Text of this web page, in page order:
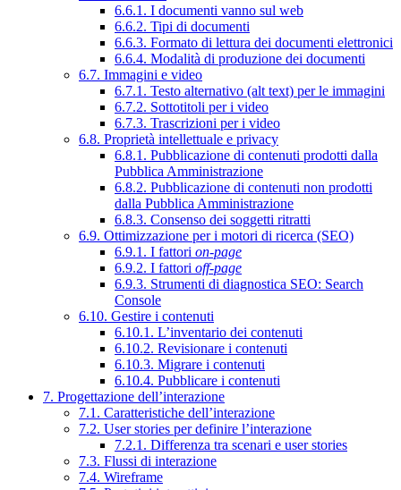
6.6.1. I documenti vanno sul web
6.6.2. Tipi di documenti
6.6.3. Formato di lettura dei documenti elettronici
6.6.4. Modalità di produzione dei documenti
6.7. Immagini e video
6.7.1. Testo alternativo (alt text) per le immagini
6.7.2. Sottotitoli per i video
6.7.3. Trascrizioni per i video
6.8. Proprietà intellettuale e privacy
6.8.1. Pubblicazione di contenuti prodotti dalla
Pubblica Amministrazione
6.8.2. Pubblicazione di contenuti non prodotti
dalla Pubblica Amministrazione
6.8.3. Consenso dei soggetti ritratti
6.9. Ottimizzazione per i motori di ricerca (SEO)
6.9.1. I fattori on-page
6.9.2. I fattori off-page
6.9.3. Strumenti di diagnostica SEO: Search
Console
6.10. Gestire i contenuti
6.10.1. L’inventario dei contenuti
6.10.2. Revisionare i contenuti
6.10.3. Migrare i contenuti
6.10.4. Pubblicare i contenuti
7. Progettazione dell’interazione
7.1. Caratteristiche dell’interazione
7.2. User stories per definire l’interazione
7.2.1. Differenza tra scenari e user stories
7.3. Flussi di interazione
7.4. Wireframe